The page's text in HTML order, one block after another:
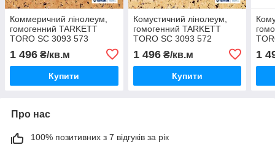
Коммеричний лінолеум,
гомогенний TARKETT
TORO SC 3093 573
1 496 ₴/кв.м
Купити
Комустичний лінолеум,
гомогенний TARKETT
TORO SC 3093 572
1 496₴/кв.м
Купити
1
Про нас
100% позитивних з 7 відгуків за рік